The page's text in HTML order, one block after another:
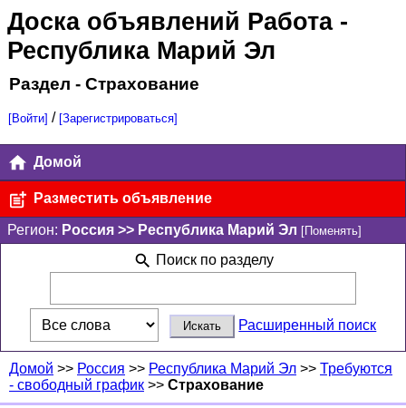
Доска объявлений Работа-
Республика Марий Эл
Раздел - Страхование
[Войти] / [Зарегистрироваться]
Домой
Разместить объявление
Регион: Россия >> Республика Марий Эл [Поменять]
Поиск по разделу
Расширенный поиск
Домой >> Россия >> Республика Марий Эл >> Требуются
- свободный график >> Страхование